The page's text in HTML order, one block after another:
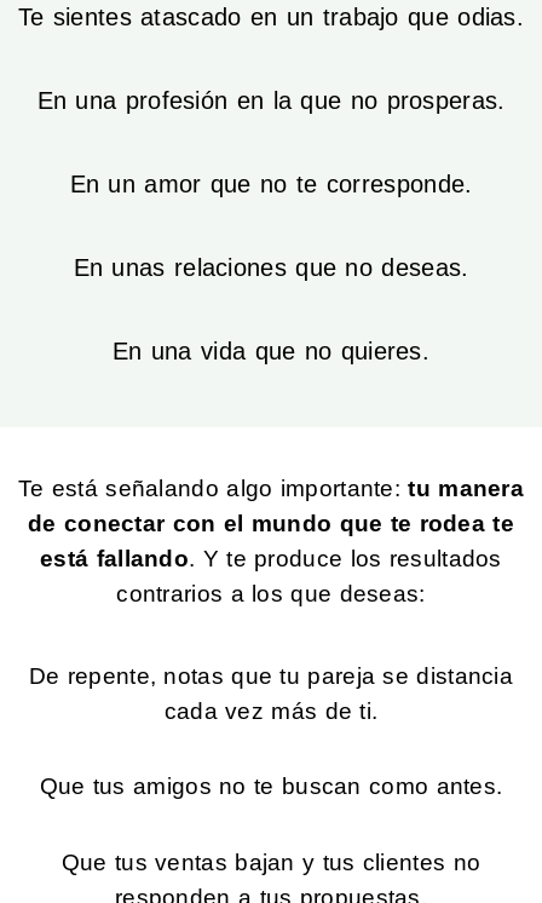
Te sientes atascado en un trabajo que odias.
En una profesión en la que no prosperas.
En un amor que no te corresponde.
En unas relaciones que no deseas.
En una vida que no quieres.
Te está señalando algo importante:tu manera
de conectar con el mundo que te rodea te
está fallando. Y te produce los resultados
contrarios a los que deseas:
De repente, notas que tu pareja se distancia
cada vez más de ti.
Que tus amigos no te buscan como antes.
Que tus ventas bajan y tus clientes no
responden a tus propuestas.